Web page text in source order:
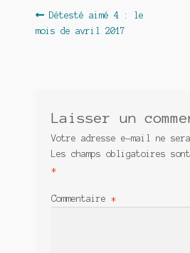
Il fallait me laisser mourir
Marre des adultes
Mes romans
Meurtre en alternance
Navigation
de
Article
précédent :
Détesté aimé 4 : le
mois de avril 2017
Laisser un
Votre adresse e-mail ne
Les champs obligatoires
*
Commentaire *